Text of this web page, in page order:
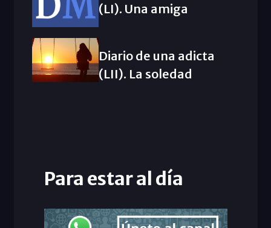
(LI). Una amiga
Diario de una adicta
(LII). La soledad
Para estar al día